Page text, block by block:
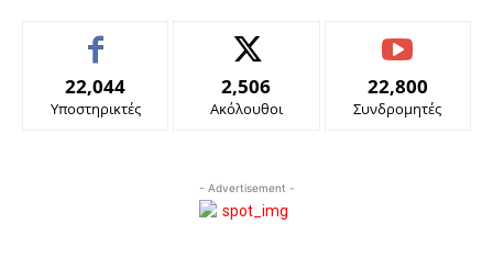
22,044
Υποστηρικτές
2,506
Ακόλουθοι
22,800
Συνδρομητές
- Advertisement -